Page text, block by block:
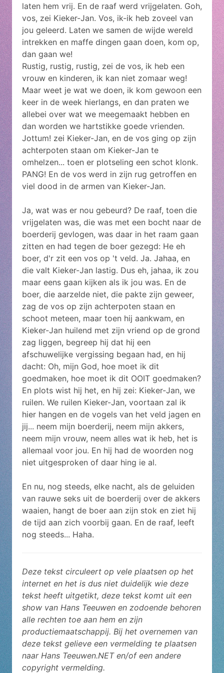
laten hem vrij. En de raaf werd vrijgelaten. Goh,
vos, zei Kieker-Jan. Vos, ik-ik heb zoveel van
jou geleerd. Laten we samen de wijde wereld
intrekken en maffe dingen gaan doen, kom op,
dan gaan we!
Rustig, rustig, rustig, zei de vos, ik heb een
vrouw en kinderen, ik kan niet zomaar weg!
Maar weet je wat we doen, ik kom gewoon een
keer in de week hierlangs, en dan praten we
allebei over wat we meegemaakt hebben en
dan worden we hartstikke goede vrienden.
Jottum! zei Kieker-Jan, en de vos ging op zijn
achterpoten staan om Kieker-Jan te
omhelzen... toen er plotseling een schot klonk.
PANG! En de vos werd in zijn rug getroffen en
viel dood in de armen van Kieker-Jan.
Ja, wat was er nou gebeurd? De raaf, toen die
vrijgelaten was, die was met een bocht naar de
boerderij gevlogen, was daar in het raam gaan
zitten en had tegen de boer gezegd: He eh
boer, d'r zit een vos op 't veld. Ja. Jahaa, en
die valt Kieker-Jan lastig. Dus eh, jahaa, ik zou
maar eens gaan kijken als ik jou was. En de
boer, die aarzelde niet, die pakte zijn geweer,
zag de vos op zijn achterpoten staan en
schoot meteen, maar toen hij aankwam, en
Kieker-Jan huilend met zijn vriend op de grond
zag liggen, begreep hij dat hij een
afschuwelijke vergissing begaan had, en hij
dacht: Oh, mijn God, hoe moet ik dit
goedmaken, hoe moet ik dit OOIT goedmaken?
En plots wist hij het, en hij zei: Kieker-Jan, we
ruilen. We ruilen Kieker-Jan, voortaan zal ik
hier hangen en de vogels van het veld jagen en
jij... neem mijn boerderij, neem mijn akkers,
neem mijn vrouw, neem alles wat ik heb, het is
allemaal voor jou. En hij had de woorden nog
niet uitgesproken of daar hing ie al.
En nu, nog steeds, elke nacht, als de geluiden
van rauwe seks uit de boerderij over de akkers
waaien, hangt de boer aan zijn stok en ziet hij
de tijd aan zich voorbij gaan. En de raaf, leeft
nog steeds... Haha.
Deze tekst circuleert op vele plaatsen op het
internet en het is dus niet duidelijk wie deze
tekst heeft uitgetikt, deze tekst komt uit een
show van Hans Teeuwen en zodoende behoren
alle rechten toe aan hem en zijn
productiemaatschappij. Bij het overnemen van
deze tekst gelieve een vermelding te plaatsen
naar Hans Teeuwen.NET en/of een andere
copyright vermelding.